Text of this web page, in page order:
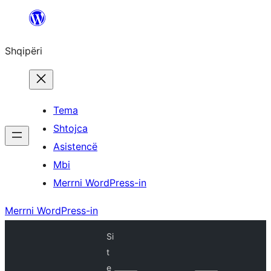
Hidhu
lënda
Shqipëri
Tema
Shtojca
Asistencë
Mbi
Merrni WordPress-in
Merrni WordPress-in
Si
t
e